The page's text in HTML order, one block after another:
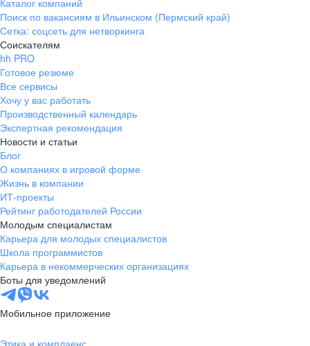
Каталог компаний
Поиск по вакансиям в Ильинском (Пермский край)
Сетка: соцсеть для нетворкинга
Соискателям
hh PRO
Готовое резюме
Все сервисы
Хочу у вас работать
Производственный календарь
Экспертная рекомендация
Новости и статьи
Блог
О компаниях в игровой форме
Жизнь в компании
ИТ-проекты
Рейтинг работодателей России
Молодым специалистам
Карьера для молодых специалистов
Школа программистов
Карьера в некоммерческих организациях
Боты для уведомлений
Мобильное приложение